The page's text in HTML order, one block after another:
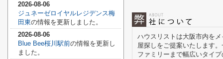
ハウスリストは大阪市内を
屋探しをご提案いたします
ファミリーまで幅広いタイ
2026-08-06
ジュネーゼロイヤルレジデンス梅
田東の情報を更新しました。
2026-08-06
Blue Bee桜川駅前の情報を更新し
ました。